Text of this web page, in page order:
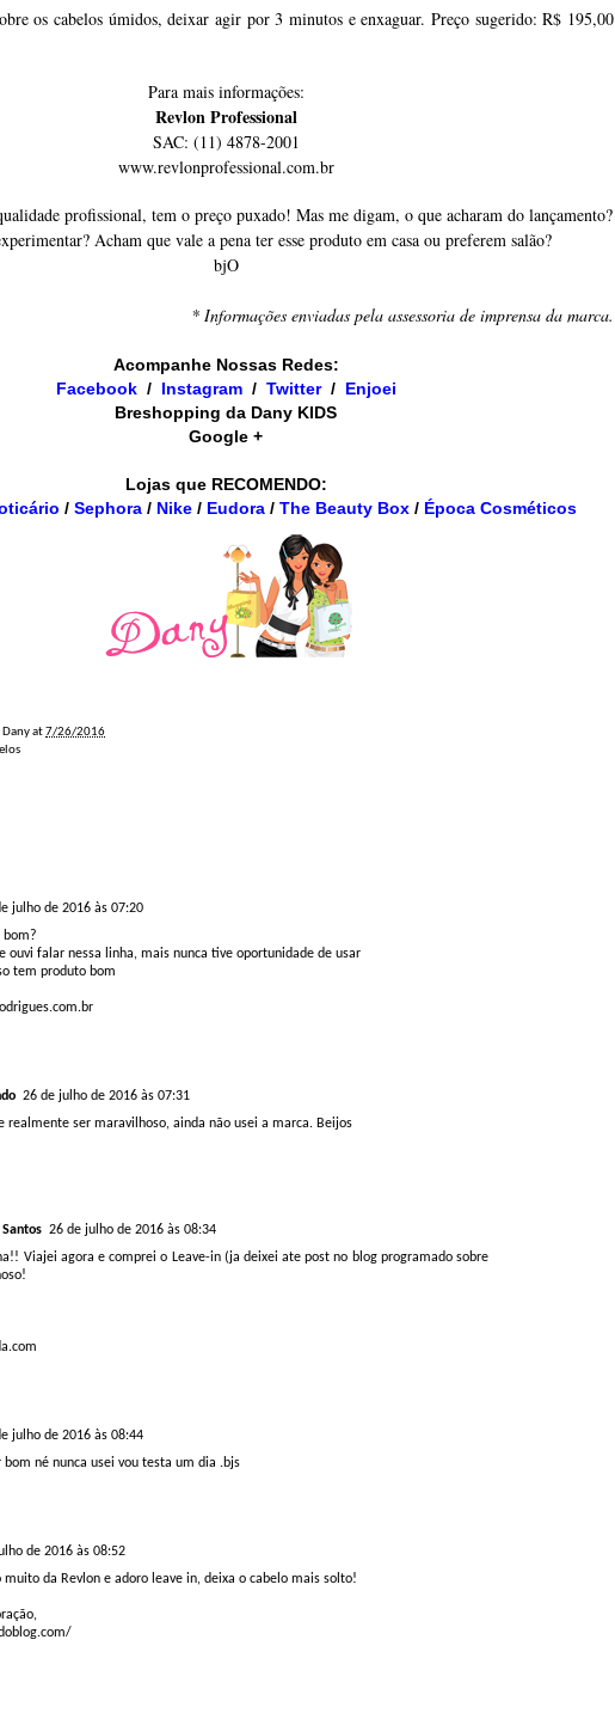
os cabelos úmidos, deixar agir por 3 minutos e enxaguar. Preço sugerido: R$ 195,00
Para mais informações:
Revlon Professional
SAC: (11) 4878-2001
www.revlonprofessional.com.br
profissional, tem o preço puxado! Mas me digam, o que acharam do lançamento?
Acham que vale a pena ter esse produto em casa ou preferem salão?
bjO
* Informações enviadas pela assessoria de imprensa da marca.
Acompanhe Nossas Redes:
Facebook/ Instagram/ ​​Twitter/ Enjoei
Breshopping da Dany KIDS
Google +
Lojas que RECOMENDO:
/ Sephora/ Nike/ Eudora/ The Beauty Box/ Época Cosméticos
Danyat7/26/2016
julho de 2016 às 07:20
bom?
ouvi falar nessa linha, mais nunca tive oportunidade de usar
tem produto bom
26 de julho de 2016 às 07:31
realmente ser maravilhoso, ainda não usei a marca. Beijos
26 de julho de 2016 às 08:34
Viajei agora e comprei o Leave-in (ja deixei ate post no blog programado sobre
julho de 2016 às 08:44
bom né nunca usei vou testa um dia .bjs
de 2016 às 08:52
muito da Revlon e adoro leave in, deixa o cabelo mais solto!